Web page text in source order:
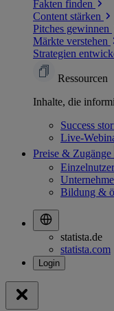
Fakten finden
Content stärken
Pitches gewinnen
Märkte verstehen
Strategien
Ressourcen
Inhalte, die
Success
Live-
Preise & Zugänge
Bildung &
statista.de
statista.com